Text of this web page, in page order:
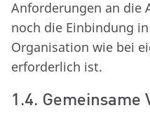
Anforderungen an die
noch die Einbindung
Organisation wie bei
erforderlich ist.
1.4.